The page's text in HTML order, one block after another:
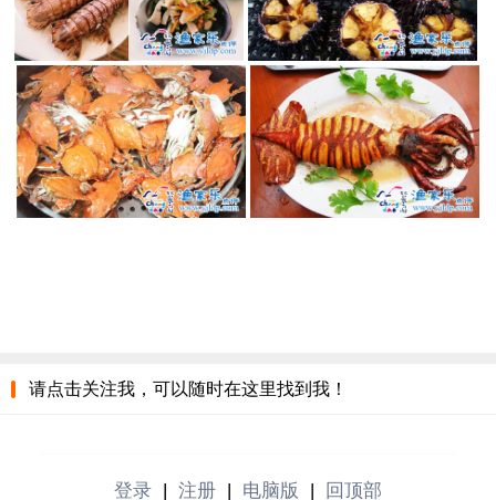
请点击关注我，可以随时在这里找到我！
登录 | 注册 | 电脑版 | 回顶部